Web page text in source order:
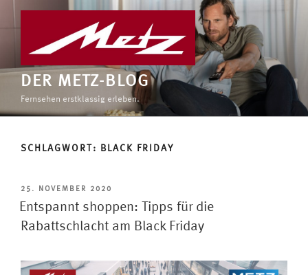
DER METZ-BLOG
Fernsehen erstklassig erleben.
SCHLAGWORT: BLACK FRIDAY
VERÖFFENTLICHT
AM
25. NOVEMBER 2020
Entspannt shoppen: Tipps für die
Rabattschlacht am Black Friday